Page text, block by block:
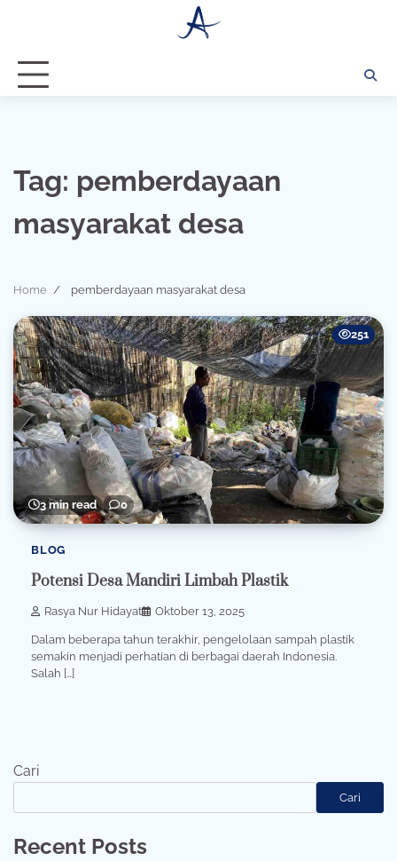
Tag: pemberdayaan
masyarakat desa
Home pemberdayaan masyarakat desa
3 min read 0
251
BLOG
Potensi Desa Mandiri Limbah Plastik
Rasya Nur Hidayat Oktober 13, 2025
Dalam beberapa tahun terakhir, pengelolaan sampah plastik
semakin menjadi perhatian di berbagai daerah Indonesia.
Salah […]
Cari
Cari
Recent Posts